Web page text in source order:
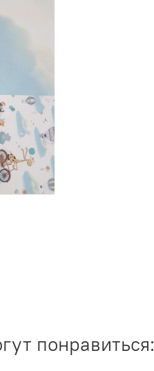
понравиться: